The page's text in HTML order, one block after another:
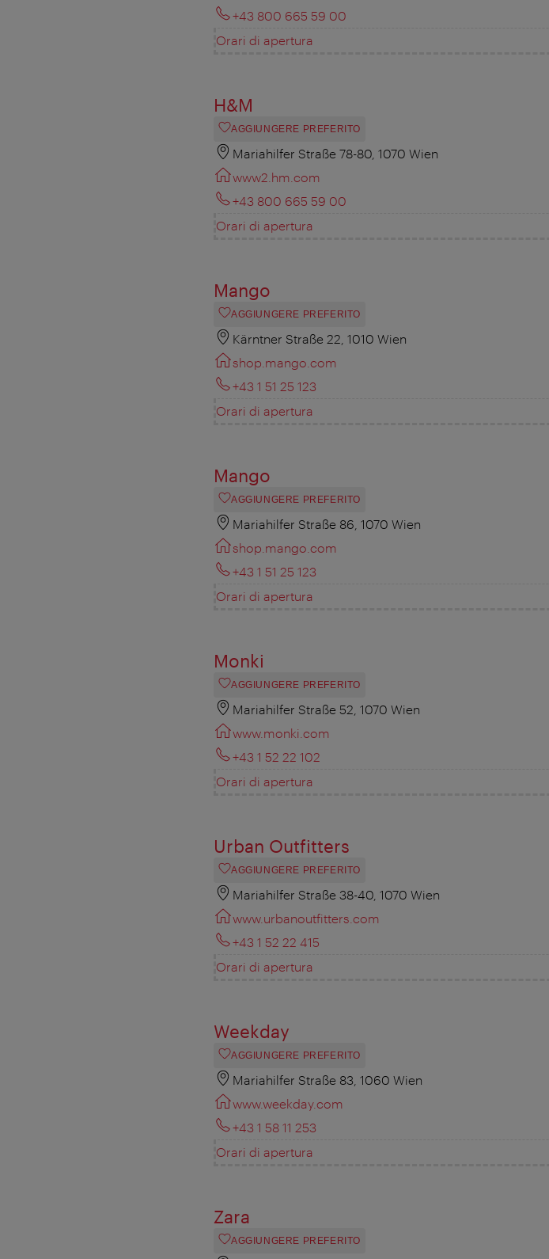
+43 800 665 59 00
Orari di apertura
H&M
AGGIUNGERE PREFERITO
Mariahilfer Straße 78-80, 1070 Wien
www2.hm.com
+43 800 665 59 00
Orari di apertura
Mango
AGGIUNGERE PREFERITO
Kärntner Straße 22, 1010 Wien
shop.mango.com
+43 1 51 25 123
Orari di apertura
Mango
AGGIUNGERE PREFERITO
Mariahilfer Straße 86, 1070 Wien
shop.mango.com
+43 1 51 25 123
Orari di apertura
Monki
AGGIUNGERE PREFERITO
Mariahilfer Straße 52, 1070 Wien
www.monki.com
+43 1 52 22 102
Orari di apertura
Urban Outfitters
AGGIUNGERE PREFERITO
Mariahilfer Straße 38-40, 1070 Wien
www.urbanoutfitters.com
+43 1 52 22 415
Orari di apertura
Weekday
AGGIUNGERE PREFERITO
Mariahilfer Straße 83, 1060 Wien
www.weekday.com
+43 1 58 11 253
Orari di apertura
Zara
AGGIUNGERE PREFERITO